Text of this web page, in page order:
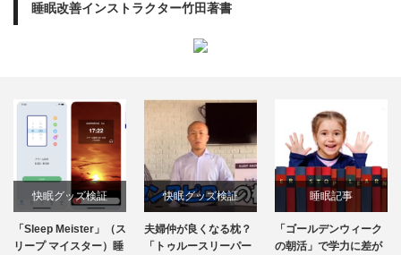
睡眠改善インストラクター竹田著書
快眠グッズ検証
「Sleep Meister」（ス
リープ マイスター）睡
快眠グッズ検証
夫婦仲が良くなる枕？
「トゥルースリーパー
睡眠記事
「ゴールデンウィーク
の朝活」で学力に差が